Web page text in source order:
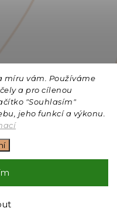
míru vám. Používáme
a pro cílenou
"Souhlasím"
jeho funkcí a výkonu.
práva vyhrazena.
cookies